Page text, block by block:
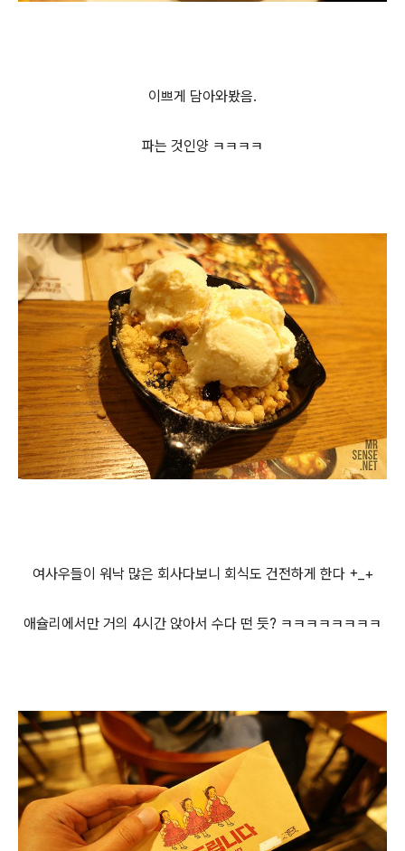
이쁘게 담아와봤음.
파는 것인양 ㅋㅋㅋㅋ
여사우들이 워낙 많은 회사다보니 회식도 건전하게 한다 +_+
애슐리에서만 거의 4시간 앉아서 수다 떤 듯? ㅋㅋㅋㅋㅋㅋㅋㅋ